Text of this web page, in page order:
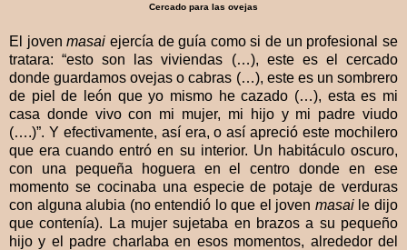
Cercado para las ovejas
El jovenmasai ejercía de guía como si de un profesional se
tratara: “esto son las viviendas (…), este es el cercado
donde guardamos ovejas o cabras (…), este es un sombrero
de piel de león que yo mismo he cazado (…), esta es mi
casa donde vivo con mi mujer, mi hijo y mi padre viudo
(….)”. Y efectivamente, así era, o así apreció este mochilero
que era cuando entró en su interior. Un habitáculo oscuro,
con una pequeña hoguera en el centro donde en ese
momento se cocinaba una especie de potaje de verduras
con alguna alubia (no entendió lo que el joven masaile dijo
que contenía). La mujer sujetaba en brazos a su pequeño
hijo y el padre charlaba en esos momentos, alrededor del